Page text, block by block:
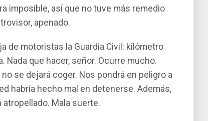
imposible, así­ que no tuve más remedio
apenado.
de motoristas la Guardia Civil: kilómetro
Nada que hacer, señor. Ocurre mucho.
se dejará coger. Nos pondrá en peligro a
habrí­a hecho mal en detenerse. Además,
atropellado. Mala suerte.